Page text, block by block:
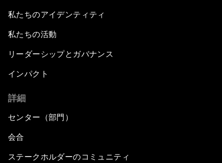
私たちのアイデンティティ
私たちの活動
リーダーシップとガバナンス
インパクト
詳細
センター（部門）
会合
ステークホルダーのコミュニティ